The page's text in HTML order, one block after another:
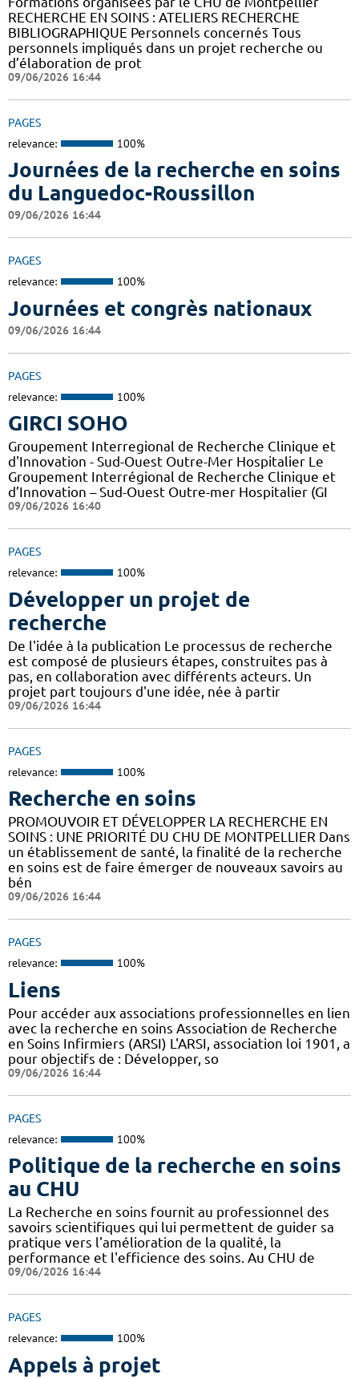
RECHERCHE EN SOINS : ATELIERS RECHERCHE
BIBLIOGRAPHIQUE Personnels concernés Tous
personnels impliqués dans un projet recherche ou
d’élaboration de prot
09/06/2026 16:44
PAGES
relevance: 100%
Journées de la recherche en soins
du Languedoc-Roussillon
09/06/2026 16:44
PAGES
relevance: 100%
Journées et congrès nationaux
09/06/2026 16:44
PAGES
relevance: 100%
GIRCI SOHO
Groupement Interregional de Recherche Clinique et
d'Innovation - Sud-Ouest Outre-Mer Hospitalier Le
Groupement Interrégional de Recherche Clinique et
d’Innovation – Sud-Ouest Outre-mer Hospitalier (GI
09/06/2026 16:40
PAGES
relevance: 100%
Développer un projet de
recherche
De l'idée à la publication Le processus de recherche
est composé de plusieurs étapes, construites pas à
pas, en collaboration avec différents acteurs. Un
projet part toujours d'une idée, née à partir
09/06/2026 16:44
PAGES
relevance: 100%
Recherche en soins
PROMOUVOIR ET DÉVELOPPER LA RECHERCHE EN
SOINS : UNE PRIORITÉ DU CHU DE MONTPELLIER Dans
un établissement de santé, la finalité de la recherche
en soins est de faire émerger de nouveaux savoirs au
bén
09/06/2026 16:44
PAGES
relevance: 100%
Liens
Pour accéder aux associations professionnelles en lien
avec la recherche en soins Association de Recherche
en Soins Infirmiers (ARSI) L'ARSI, association loi 1901, a
pour objectifs de : Développer, so
09/06/2026 16:44
PAGES
relevance: 100%
Politique de la recherche en soins
au CHU
La Recherche en soins fournit au professionnel des
savoirs scientifiques qui lui permettent de guider sa
pratique vers l'amélioration de la qualité, la
performance et l'efficience des soins. Au CHU de
09/06/2026 16:44
PAGES
relevance: 100%
Appels à projet